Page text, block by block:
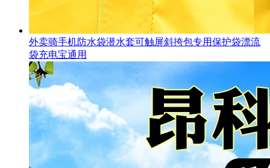
外卖骑手机防水袋潜水套可触屏斜挎包专用保护袋漂流
袋充电宝通用